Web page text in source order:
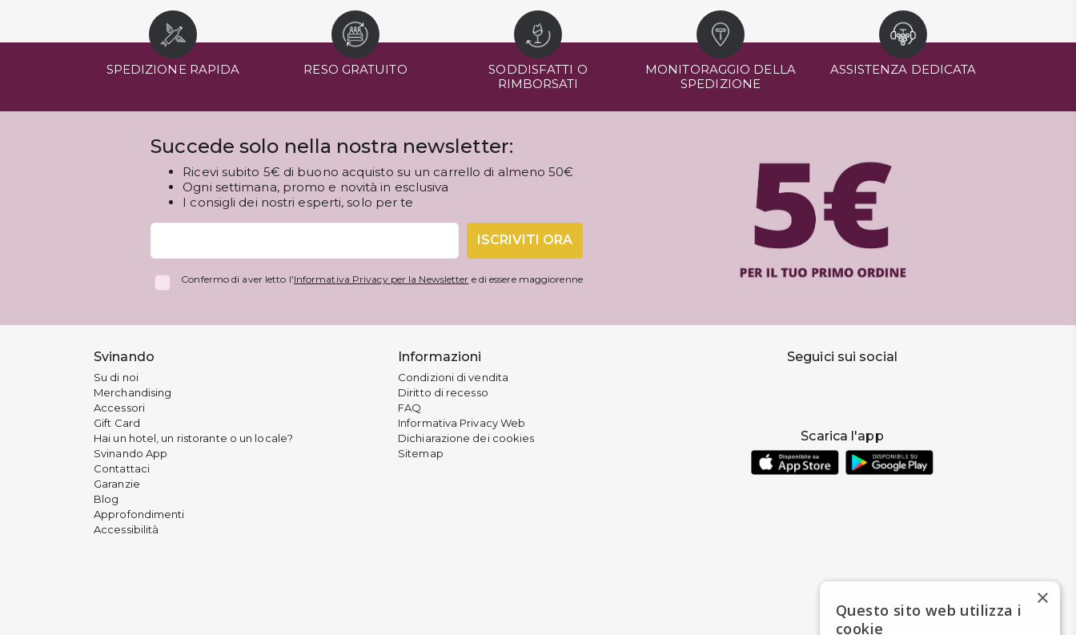
SPEDIZIONE RAPIDA RESO GRATUITO
SODDISFATTI O
RIMBORSATI
MONITORAGGIO DELLA
SPEDIZIONE
ASSISTENZA DEDICATA
Succede solo nella nostra newsletter:
Ricevi subito 5€ di buono acquisto su un carrello di almeno 50€
Ogni settimana, promo e novità in esclusiva
I consigli dei nostri esperti, solo per te
ISCRIVITI ORA
Confermo di aver letto l'Informativa Privacy per la Newsletter e di essere maggiorenne
Svinando
Su di noi
Merchandising
Accessori
Gift Card
Hai un hotel, un ristorante o un locale?
Svinando App
Contattaci
Garanzie
Blog
Approfondimenti
Accessibilità
Informazioni
Condizioni di vendita
Diritto di recesso
FAQ
Informativa Privacy Web
Dichiarazione dei cookies
Sitemap
Seguici sui social
Scarica l'app
×
Questo sito web utilizza i
cookie